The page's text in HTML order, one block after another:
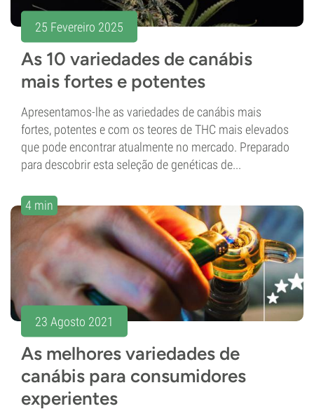
25 Fevereiro 2025
As 10 variedades de canábis
mais fortes e potentes
Apresentamos-lhe as variedades de canábis mais
fortes, potentes e com os teores de THC mais elevados
que pode encontrar atualmente no mercado. Preparado
para descobrir esta seleção de genéticas de...
4 min
23 Agosto 2021
As melhores variedades de
canábis para consumidores
experientes